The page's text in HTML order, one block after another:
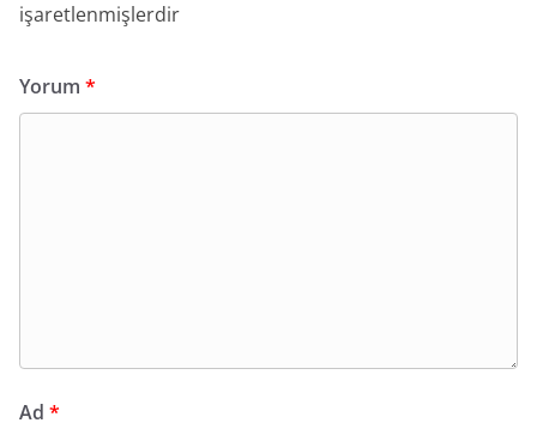
işaretlenmişlerdir
Yorum *
Ad *